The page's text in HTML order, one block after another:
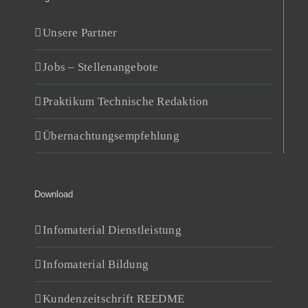
Unsere Partner
Jobs – Stellenangebote
Praktikum Technische Redaktion
Übernachtungsempfehlung
Download
Infomaterial Dienstleistung
Infomaterial Bildung
Kundenzeitschrift REEDME